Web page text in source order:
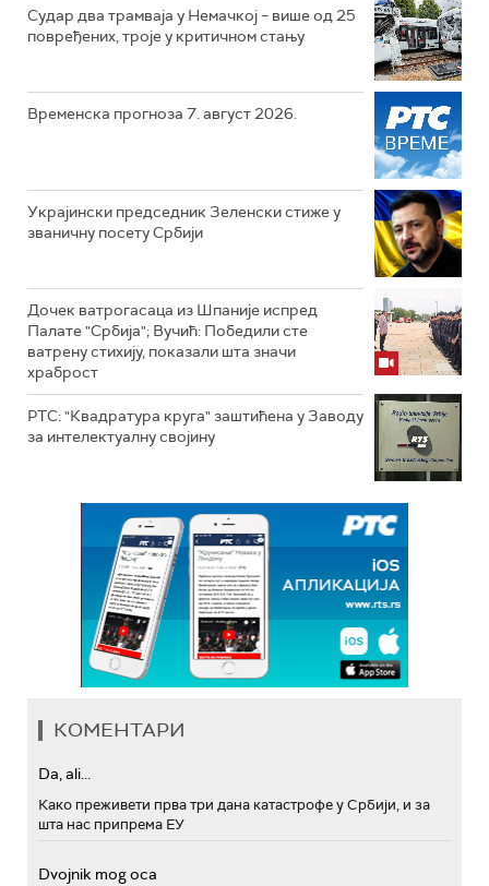
Судар два трамваја у Немачкој – више од 25
повређених, троје у критичном стању
Временска прогноза 7. август 2026.
Украјински председник Зеленски стиже у
званичну посету Србији
Дочек ватрогасаца из Шпаније испред
Палате "Србија"; Вучић: Победили сте
ватрену стихију, показали шта значи
храброст
РТС: "Квадратура круга" заштићена у Заводу
за интелектуалну својину
КОМЕНТАРИ
Da, ali...
Како преживети прва три дана катастрофе у Србији, и за
шта нас припрема ЕУ
Dvojnik mog oca